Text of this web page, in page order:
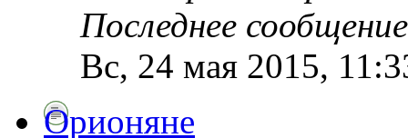
Последнее
Вс, 24 мая 2015,
Орионяне